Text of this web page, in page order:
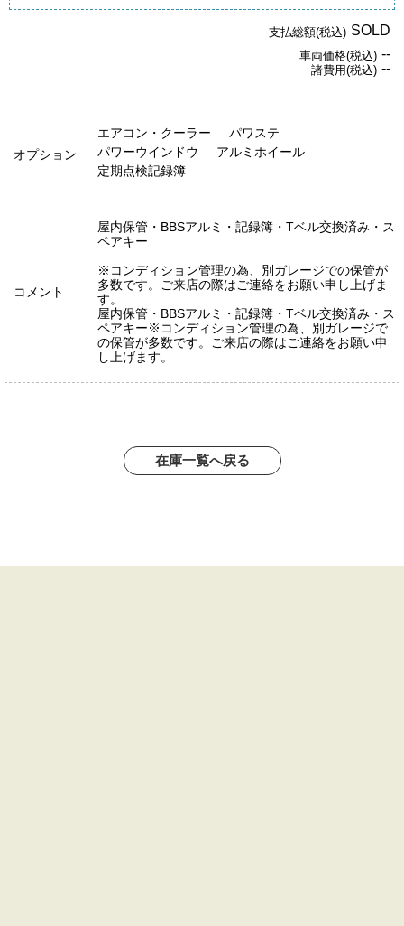
支払総額(税込) SOLD
車両価格(税込) --
諸費用(税込) --
オプション
エアコン・クーラー
パワステ
パワーウインドウ
アルミホイール
定期点検記録簿
コメント
屋内保管・BBSアルミ・記録簿・Tベル交換済み・ス
ペアキー
※コンディション管理の為、別ガレージでの保管が
多数です。ご来店の際はご連絡をお願い申し上げま
す。
屋内保管・BBSアルミ・記録簿・Tベル交換済み・ス
ペアキー※コンディション管理の為、別ガレージで
の保管が多数です。ご来店の際はご連絡をお願い申
し上げます。
在庫一覧へ戻る